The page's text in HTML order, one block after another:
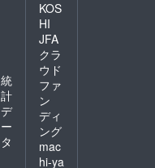
統
計
デ
ー
タ
KOS
HI
JFA
クラ
ウド
ファ
ン
ディ
ング
mac
hi-ya